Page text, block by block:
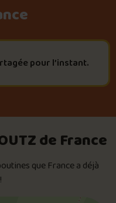
pour l’instant.
de France
que France a déjà